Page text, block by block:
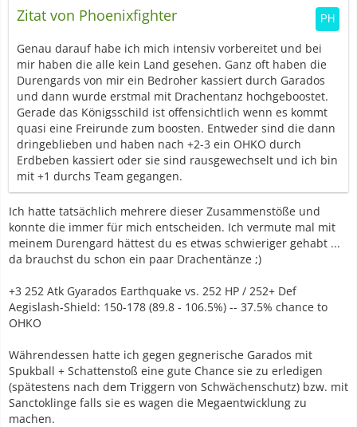
Zitat von Phoenixfighter
Genau darauf habe ich mich intensiv vorbereitet und bei
mir haben die alle kein Land gesehen. Ganz oft haben die
Durengards von mir ein Bedroher kassiert durch Garados
und dann wurde erstmal mit Drachentanz hochgeboostet.
Gerade das Königsschild ist offensichtlich wenn es kommt
quasi eine Freirunde zum boosten. Entweder sind die dann
dringeblieben und haben nach +2-3 ein OHKO durch
Erdbeben kassiert oder sie sind rausgewechselt und ich bin
mit +1 durchs Team gegangen.
Ich hatte tatsächlich mehrere dieser Zusammenstöße und
konnte die immer für mich entscheiden. Ich vermute mal mit
meinem Durengard hättest du es etwas schwieriger gehabt ...
da brauchst du schon ein paar Drachentänze ;)
+3 252 Atk Gyarados Earthquake vs. 252 HP / 252+ Def
Aegislash-Shield: 150-178 (89.8 - 106.5%) -- 37.5% chance to
OHKO
Währendessen hatte ich gegen gegnerische Garados mit
Spukball + Schattenstoß eine gute Chance sie zu erledigen
(spätestens nach dem Triggern von Schwächenschutz) bzw. mit
Sanctoklinge falls sie es wagen die Megaentwicklung zu
machen.